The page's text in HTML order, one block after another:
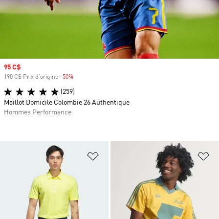
Ajouter à la Liste de produits
Prix soldé
95 C$
190 C$ Prix d'origine -50%
(259)
Maillot Domicile Colombie 26 Authentique
Hommes Performance